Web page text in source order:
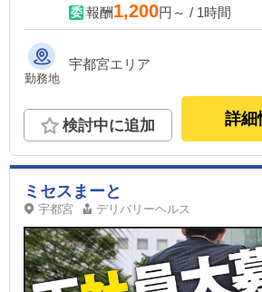
報酬1,200円～ / 1時間
勤務地
宇都宮エリア
検討中に追加 詳細
ミセスまーと
宇都宮 デリバリーヘルス